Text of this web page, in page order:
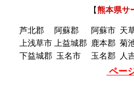
【熊本県サ
芦北郡 阿蘇郡 阿蘇市 天
上浅草市
上益城郡 鹿本郡 菊
下益城郡 玉名市 玉名郡 人
ペー